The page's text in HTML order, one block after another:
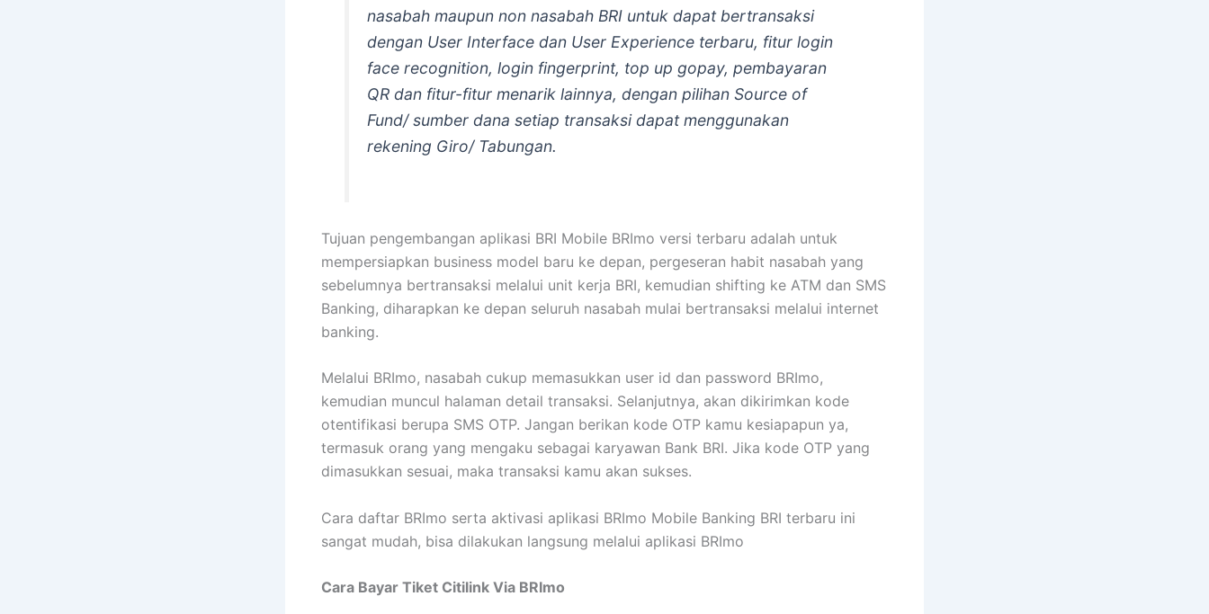
nasabah maupun non nasabah BRI untuk dapat bertransaksi
dengan User Interface dan User Experience terbaru, fitur login
face recognition, login fingerprint, top up gopay, pembayaran
QR dan fitur-fitur menarik lainnya, dengan pilihan Source of
Fund/ sumber dana setiap transaksi dapat menggunakan
rekening Giro/ Tabungan.
Tujuan pengembangan aplikasi BRI Mobile BRImo versi terbaru adalah untuk
mempersiapkan business model baru ke depan, pergeseran habit nasabah yang
sebelumnya bertransaksi melalui unit kerja BRI, kemudian shifting ke ATM dan SMS
Banking, diharapkan ke depan seluruh nasabah mulai bertransaksi melalui internet
banking.
Melalui BRImo, nasabah cukup memasukkan user id dan password BRImo,
kemudian muncul halaman detail transaksi. Selanjutnya, akan dikirimkan kode
otentifikasi berupa SMS OTP. Jangan berikan kode OTP kamu kesiapapun ya,
termasuk orang yang mengaku sebagai karyawan Bank BRI. Jika kode OTP yang
dimasukkan sesuai, maka transaksi kamu akan sukses.
Cara daftar BRImo serta aktivasi aplikasi BRImo Mobile Banking BRI terbaru ini
sangat mudah, bisa dilakukan langsung melalui aplikasi BRImo
Cara Bayar Tiket Citilink Via BRImo